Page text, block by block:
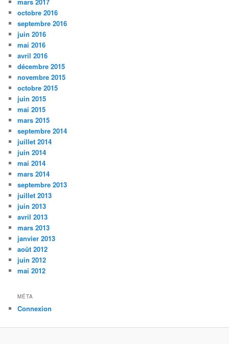
octobre 2016
septembre 2016
juin 2016
mai 2016
avril 2016
décembre 2015
novembre 2015
octobre 2015
juin 2015
mai 2015
mars 2015
septembre 2014
juillet 2014
juin 2014
mai 2014
mars 2014
septembre 2013
juillet 2013
juin 2013
avril 2013
mars 2013
janvier 2013
août 2012
juin 2012
mai 2012
MÉTA
Connexion